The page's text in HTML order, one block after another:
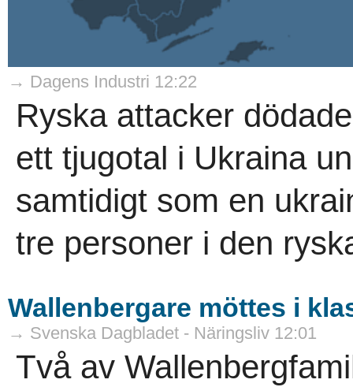
→ Dagens Industri 12:22
Ryska attacker
ett tjugotal i Ukraina
samtidigt som en
tre personer i den
Wallenbergare möttes i
→ Svenska Dagbladet - Näringsliv 12:01
Två av